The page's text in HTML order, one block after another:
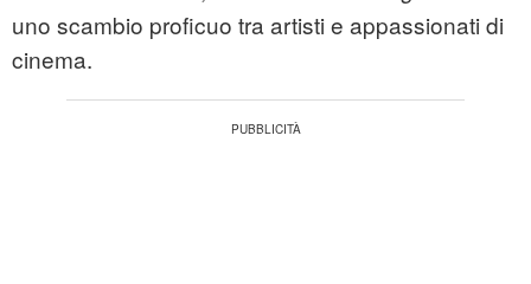
uno scambio proficuo tra artisti e appassionati di
cinema.